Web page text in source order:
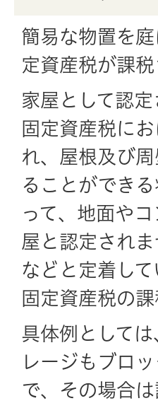
簡易な物置を
定資産税が課税
家屋として認
固定資産税に
れ、屋根及び
ることができ
って、地面や
屋と認定され
などと定着し
固定資産税の
具体例として
レージもブロ
で、その場合